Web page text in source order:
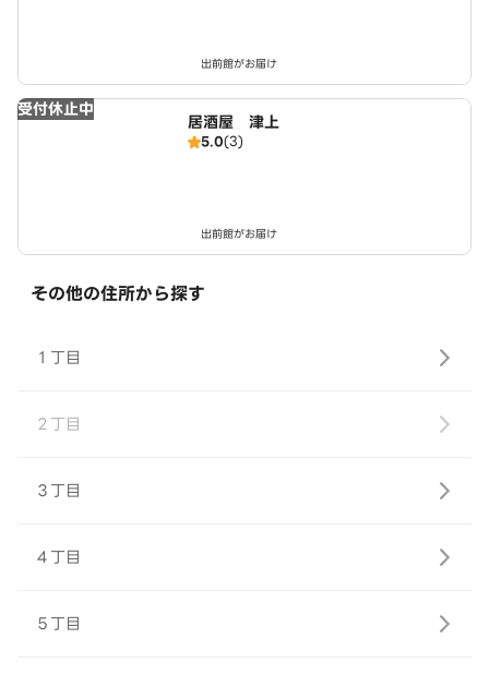
出前館がお届け
受付休止中
居酒屋 津上
5.0(3)
出前館がお届け
その他の住所から探す
１丁目
２丁目
３丁目
４丁目
５丁目